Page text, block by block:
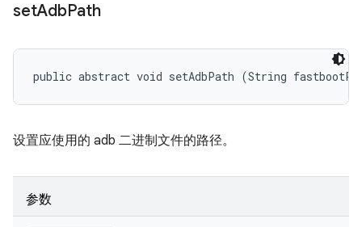
setAdbPath
public abstract void setAdbPath (String
设置应使用的 adb 二进制文件的路径。
参数